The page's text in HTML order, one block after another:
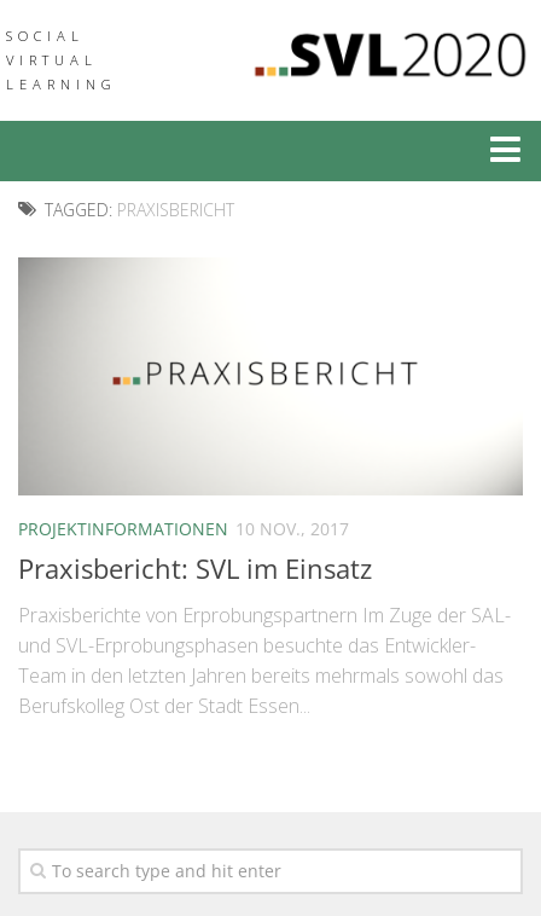
SOCIAL
VIRTUAL
LEARNING
Social Virtual Learning
TAGGED: PRAXISBERICHT
PROJEKTINFORMATIONEN 10 NOV., 2017
Praxisbericht: SVL im Einsatz
Praxisberichte von Erprobungspartnern Im Zuge der SAL-
und SVL-Erprobungsphasen besuchte das Entwickler-
Team in den letzten Jahren bereits mehrmals sowohl das
Berufskolleg Ost der Stadt Essen...